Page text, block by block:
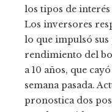
los tipos de
Los inversores
lo que impulsó
rendimiento del
a 10 años, que
semana pasada.
pronostica dos